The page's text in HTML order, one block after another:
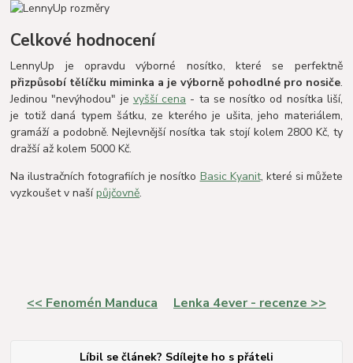
Celkové hodnocení
LennyUp je opravdu výborné nosítko, které se perfektně
přizpůsobí tělíčku miminka a je výborně pohodlné pro nosiče.
Jedinou "nevýhodou" je vyšší cena - ta se nosítko od nosítka liší,
je totiž daná typem šátku, ze kterého je ušita, jeho materiálem,
gramáží a podobně. Nejlevnější nosítka tak stojí kolem 2800 Kč, ty
dražší až kolem 5000 Kč.
Na ilustračních fotografiích je nosítko Basic Kyanit, které si můžete
vyzkoušet v našípůjčovně.
<< Fenomén Manduca Lenka 4ever - recenze >>
Líbil se článek? Sdílejte ho s přáteli